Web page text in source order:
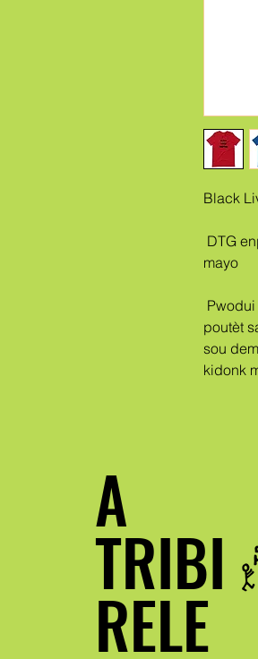
Black
mayo
poutèt
sou
kidonk
A
TRIBI
RELE